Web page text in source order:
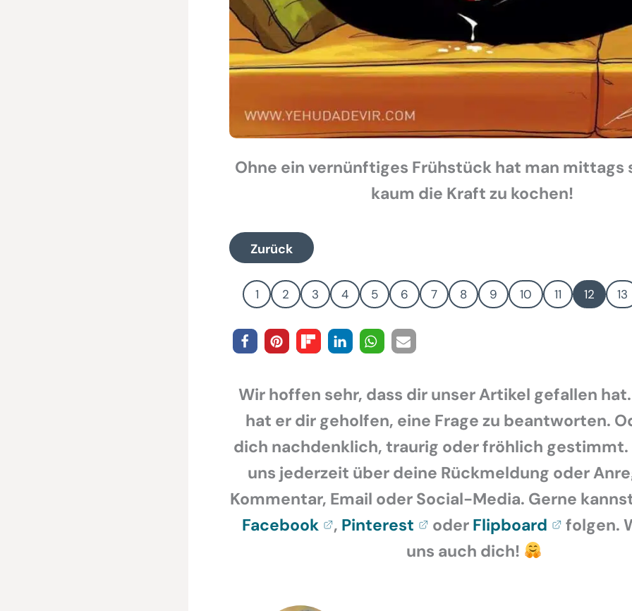
Ohne ein vernünftiges Frühstück hat man mittags
kaum die Kraft zu kochen!
Zurück
1 2 3 4 5 6 7 8 9 10 11 12 13
Wir hoffen sehr, dass dir unser Artikel gefallen
hat er dir geholfen, eine Frage zu beantworten.
dich nachdenklich, traurig oder fröhlich
uns jederzeit über deine Rückmeldung oder
Kommentar, Email oder Social-Media. Gerne
Facebook
, Pinterest oder Flipboard
folgen.
uns auch dich!